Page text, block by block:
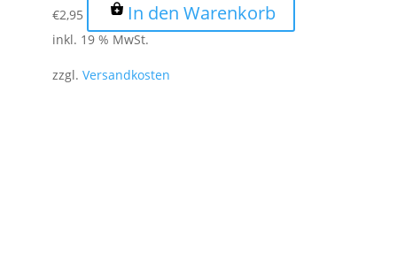
€2,95 In den Warenkorb
inkl. 19 % MwSt.
zzgl. Versandkosten